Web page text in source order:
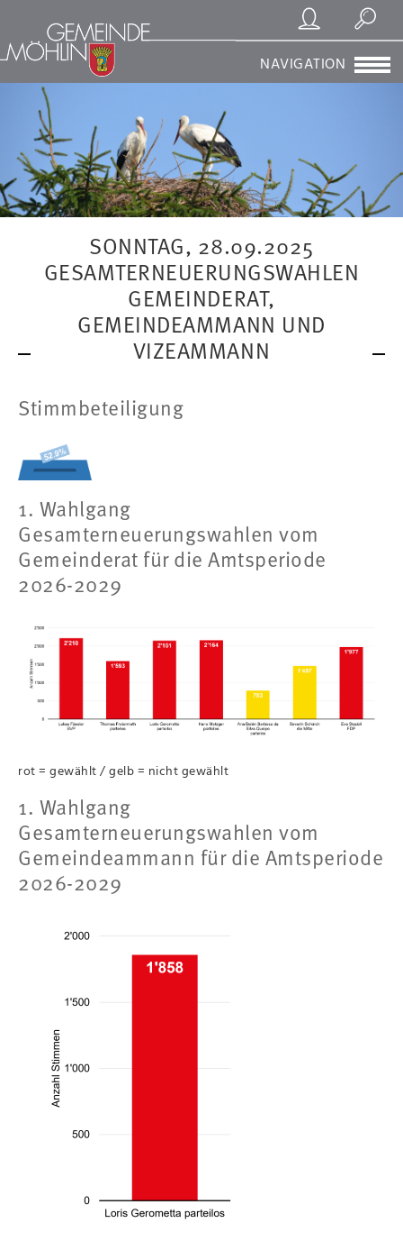
Registrierung/Login
Suchen
NAVIGATION
SONNTAG, 28.09.2025
GESAMTERNEUERUNGSWAHLEN
GEMEINDERAT,
GEMEINDEAMMANN UND
VIZEAMMANN
Stimmbeteiligung
1. Wahlgang
Gesamterneuerungswahlen vom
Gemeinderat für die Amtsperiode
2026-2029
rot = gewählt / gelb = nicht gewählt
1. Wahlgang
Gesamterneuerungswahlen vom
Gemeindeammann für die Amtsperiode
2026-2029